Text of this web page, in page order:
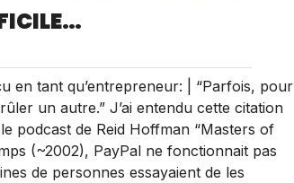
en tant qu’entrepreneur: | “Parfois, pour
un autre.” J’ai entendu cette citation
podcast de Reid Hoffman “Masters of
(~2002), PayPal ne fonctionnait pas
de personnes essayaient de les